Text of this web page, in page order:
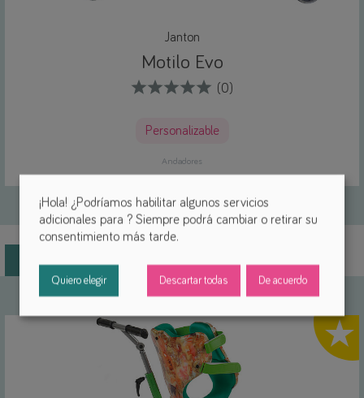
Janton
Motilo Evo
(0)
Personalizable
Andadores
Mas productos de finchtec
¡Hola! ¿Podríamos habilitar algunos servicios
adicionales para ? Siempre podrá cambiar o retirar su
consentimiento más tarde.
Quiero elegir Descartar todas De acuerdo